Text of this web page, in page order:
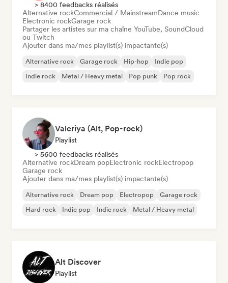
> 8400 feedbacks réalisés
Alternative rockCommercial / MainstreamDance music
Electronic rockGarage rock
Partager les artistes sur ma chaîne YouTube, SoundCloud
ou Twitch
Ajouter dans ma/mes playlist(s) impactante(s)
Alternative rock Garage rock Hip-hop
Indie pop
Indie rock
Metal / Heavy metal Pop punk Pop rock
Valeriya (Alt, Pop-rock)
Playlist
> 5600 feedbacks réalisés
Alternative rockDream popElectronic rockElectropop
Garage rock
Ajouter dans ma/mes playlist(s) impactante(s)
Alternative rock Dream pop Electropop
Garage rock
Hard rock
Indie pop Indie rock Metal / Heavy metal
Alt Discover
Playlist